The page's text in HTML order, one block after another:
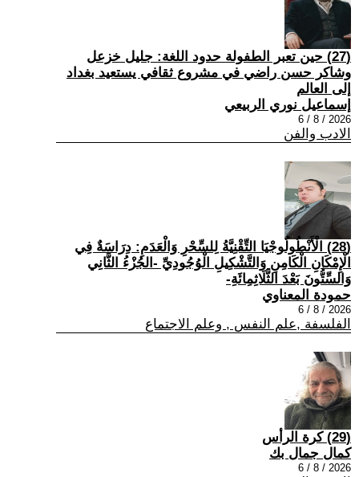
(27) حين تعبر الطفولة حدود اللغة: جليل خزعل
وشاكر حسن راضي في مشروع ثقافي يستعيد بغداد
إلى العالم
إسماعيل نوري الربيعي
2026 / 8 / 6
الادب والفن
(28) الْأَنْطُولُوجْيَا التِّقْنِيَّةُ لِلسِّحْرِ وَالْعَدَمِ: دِرَاسَةٌ فِي
الْإِمْكَانِ الْكَامِنِ وَالتَّشْكِيلِ الْوُجُودِيِّ -الجُزْءُ الثَّانِي
وَالسِّتُّونَ بَعْدَ الثَّلَاثِمِائَةِ-
حمودة المعناوي
2026 / 8 / 6
الفلسفة ,علم النفس , وعلم الاجتماع
(29) كرة الرأس
كمال جمال بك
2026 / 8 / 6